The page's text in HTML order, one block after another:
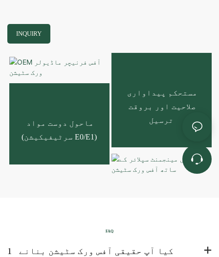
INQUIRY
(E0/E1 سرٹیفیکیشن)
صلاحیت اور بروقت
ترسیل
FAQ
1
کیا آپ حقیقی آفس ورک سٹیشن بنانے